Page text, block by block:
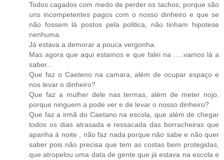
Todos cagados com medo de perder os tachos, porque são
uns incompetentes pagos com o nosso dinheiro e que se
não fossem lá postos pela politica, não tinham hipotese
nenhuma.
Já estava a demorar a pouca vergonha.
Mas agora que aqui estamos e que falei na .....vamos lá a
saber...
Que faz o Caeteno na camara, além de ocupar espaço e
nos levar o dinheiro?
Que faz a mulher dele nas termas, além de meter nojo,
porque ninguem a pode ver e de levar o nosso dinheiro?
Que faz a irmã do Caetano na escola, que além de chegar
todos os dias atrasada e ressacada das borracheiras que
apanha à noite , não faz nada porque não sabe e não quer
saber pois não precisa que tem as costas bem protegidas,
que atropelou uma data de gente que já estava na escola e